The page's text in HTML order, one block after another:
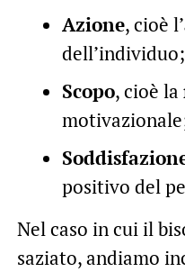
Azione, cioè l’
dell’individuo;
Scopo, cioè la
positivo del
Nel caso in cui il
saziato, andiamo